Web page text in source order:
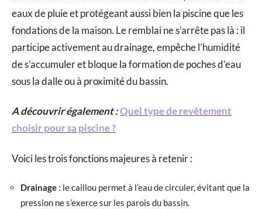
eaux de pluie et protégeant aussi bien la piscine que les
fondations de la maison. Le remblai ne s’arrête pas là : il
participe activement au drainage, empêche l’humidité
de s’accumuler et bloque la formation de poches d’eau
sous la dalle ou à proximité du bassin.
A découvrir également :Quel type de revêtement
choisir pour sa piscine ?
Voici les trois fonctions majeures à retenir :
Drainage : le caillou permet à l’eau de circuler, évitant que la
pression ne s’exerce sur les parois du bassin.